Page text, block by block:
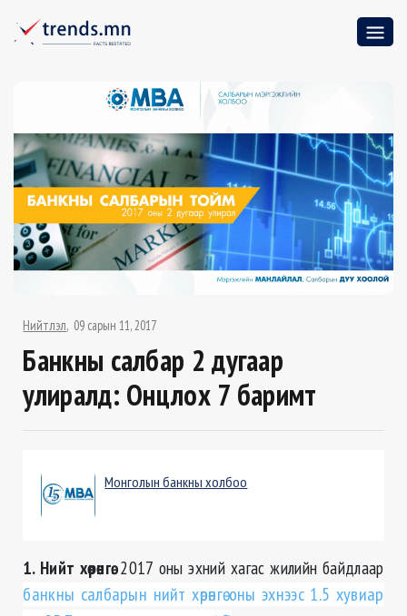
Нийтлэл 09 сарын 11, 2017
Банкны салбар 2 дугаар
улиралд: Онцлох 7 баримт
Монголын банкны холбоо
1. Нийт хөрөнгө.2017 оны эхний хагас жилийн байдлаар
банкны салбарын нийт хөрөнгө оны эхнээс 1.5 хувиар